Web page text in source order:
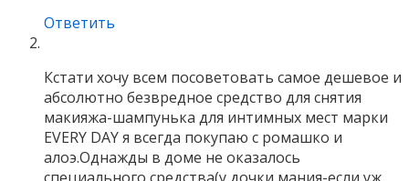
Ответить
Кстати хочу всем посоветовать самое дешевое и
абсолютно безвредное средство для снятия
макияжа-шампунька для интимных мест марки
EVERY DAY я всегда покупаю с ромашко и
алоэ.Однажды в доме не оказалось